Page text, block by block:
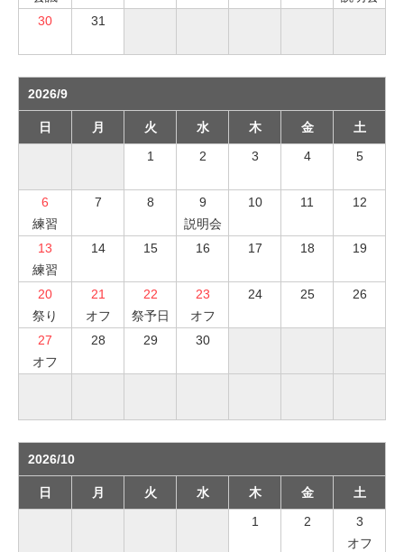
30
31
2026/9
日 月 火 水 木 金
土
1
2 3 4 5
6
練習
7 8
9
説明会
10 11 12
13
練習
14 15 16 17 18 19
20
祭り
21
オフ
22
祭予日
23
オフ
24 25 26
27
オフ
28 29 30
2026/10
日 月 火 水 木 金
土
1
2
3
オフ